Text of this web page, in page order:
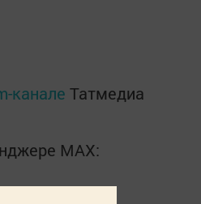
канале Татмедиа
MАХ: